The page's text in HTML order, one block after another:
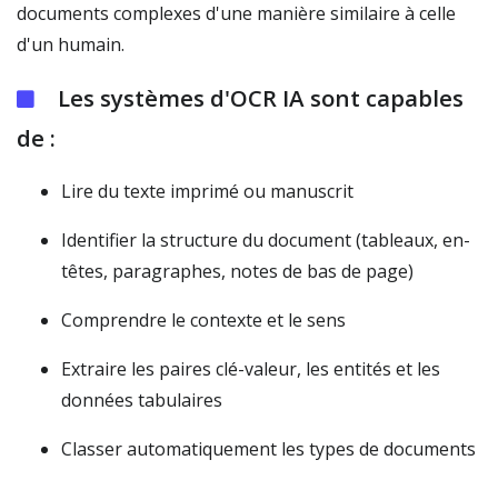
documents complexes d'une manière similaire à celle
d'un humain.
Les systèmes d'OCR IA sont capables
de :
Lire du texte imprimé ou manuscrit
Identifier la structure du document (tableaux, en-
têtes, paragraphes, notes de bas de page)
Comprendre le contexte et le sens
Extraire les paires clé-valeur, les entités et les
données tabulaires
Classer automatiquement les types de documents